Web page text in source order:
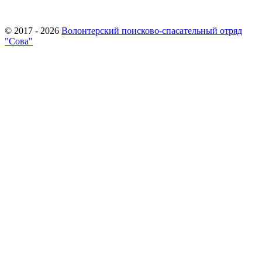
© 2017 - 2026 Волонтерский поисково-спасательный отряд
"Сова"